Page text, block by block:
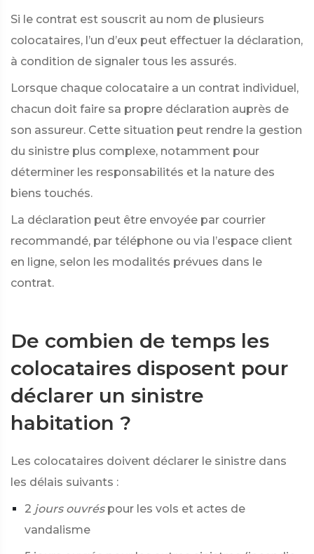
Si le contrat est souscrit au nom de plusieurs
colocataires, l’un d’eux peut effectuer la déclaration,
à condition de signaler tous les assurés.
Lorsque chaque colocataire a un contrat individuel,
chacun doit faire sa propre déclaration auprès de
son assureur. Cette situation peut rendre la gestion
du sinistre plus complexe, notamment pour
déterminer les responsabilités et la nature des
biens touchés.
La déclaration peut être envoyée par courrier
recommandé, par téléphone ou via l’espace client
en ligne, selon les modalités prévues dans le
contrat.
De combien de temps les
colocataires disposent pour
déclarer un sinistre
habitation ?
Les colocataires doivent déclarer le sinistre dans
les délais suivants :
2 jours ouvrés pour les vols et actes de
vandalisme